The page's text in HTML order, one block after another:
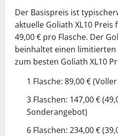
Der Basispreis ist
aktuelle Goliath XL10
49,00 € pro Flasche. Der
beinhaltet einen limitierten
zum besten Goliath XL10
1 Flasche: 89,00 €
3 Flaschen: 147,00 €
Sonderangebot)
6 Flaschen: 234,00 €